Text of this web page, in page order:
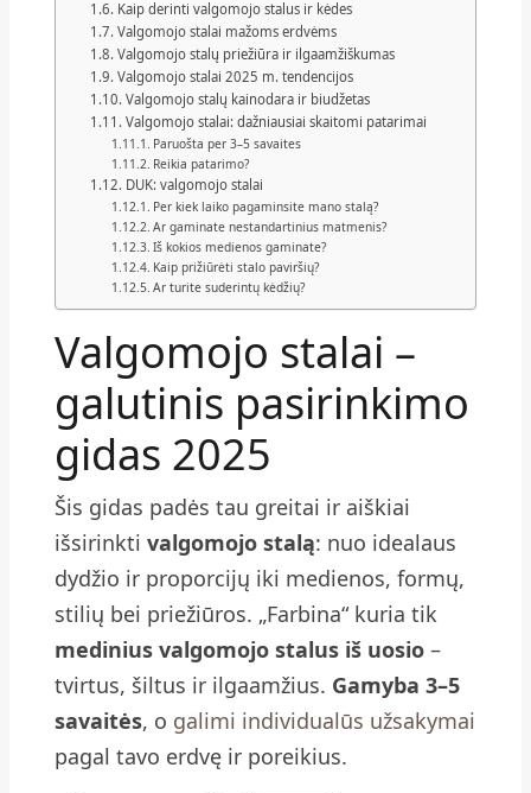
Kaip derinti valgomojo stalus ir kėdes
Valgomojo stalai mažoms erdvėms
Valgomojo stalų priežiūra ir ilgaamžiškumas
Valgomojo stalai 2025 m. tendencijos
Valgomojo stalų kainodara ir biudžetas
Valgomojo stalai: dažniausiai skaitomi patarimai
Paruošta per 3–5 savaites
Reikia patarimo?
DUK: valgomojo stalai
Per kiek laiko pagaminsite mano stalą?
Ar gaminate nestandartinius matmenis?
Iš kokios medienos gaminate?
Kaip prižiūrėti stalo paviršių?
Ar turite suderintų kėdžių?
Valgomojo stalai –
galutinis pasirinkimo
gidas 2025
Šis gidas padės tau greitai ir aiškiai
išsirinkti valgomojo stalą: nuo idealaus
dydžio ir proporcijų iki medienos, formų,
stilių bei priežiūros. „Farbina“ kuria tik
medinius valgomojo stalus iš uosio–
tvirtus, šiltus ir ilgaamžius. Gamyba 3–5
savaitės, o galimi individualūs užsakymai
pagal tavo erdvę ir poreikius.